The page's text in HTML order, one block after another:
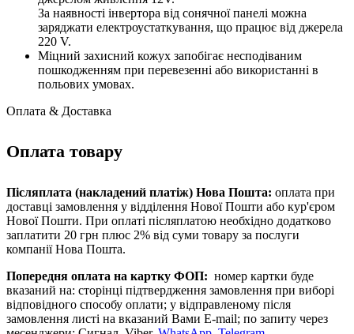
За наявності інвертора від сонячної панелі можна
заряджати електроустаткування, що працює від джерела
220 V.
Міцний захисний кожух запобігає несподіваним
пошкодженням при перевезенні або використанні в
польових умовах.
Оплата & Доставка
Оплата товару
Післяплата (накладений платіж) Нова Пошта: оплата при
доставці замовлення у відділення Нової Пошти або кур'єром
Нової Пошти. При оплаті післяплатою необхідно додатково
заплатити 20 грн плюс 2% від суми товару за послуги
компанії Нова Пошта.
Попередня оплата на картку ФОП: номер картки буде
вказаний на: сторінці підтвердження замовлення при виборі
відповідного способу оплати; у відправленому після
замовлення листі на вказаний Вами E-mail; по запиту через